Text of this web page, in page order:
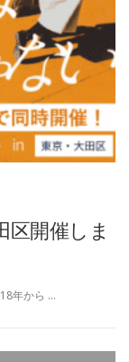
区開催しま
年から …